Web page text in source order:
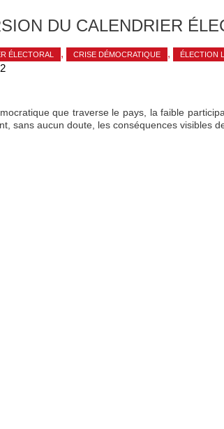
DU CALENDRIER
ÉLECTORAL , CRISE DÉMOCRATIQUE , ÉLECTION
que traverse le pays, la faible
sans aucun doute, les conséquences visibles